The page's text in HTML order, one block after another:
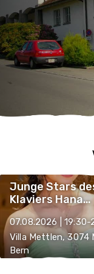
Junge Stars
Klaviers Hana
Kobayashi und
Ishiguchi
07.08.2026 | 19:30-
Villa Mettlen, 3074
Bern